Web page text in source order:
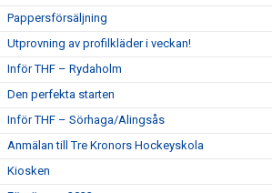
Pappersförsäljning
Utprovning av profilkläder i veckan!
Inför THF – Rydaholm
Den perfekta starten
Inför THF – Sörhaga/Alingsås
Anmälan till Tre Kronors Hockeyskola
Kiosken